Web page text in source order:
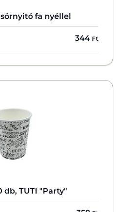
sörnyitó fa nyéllel
344 Ft
db, TUTI "Party"